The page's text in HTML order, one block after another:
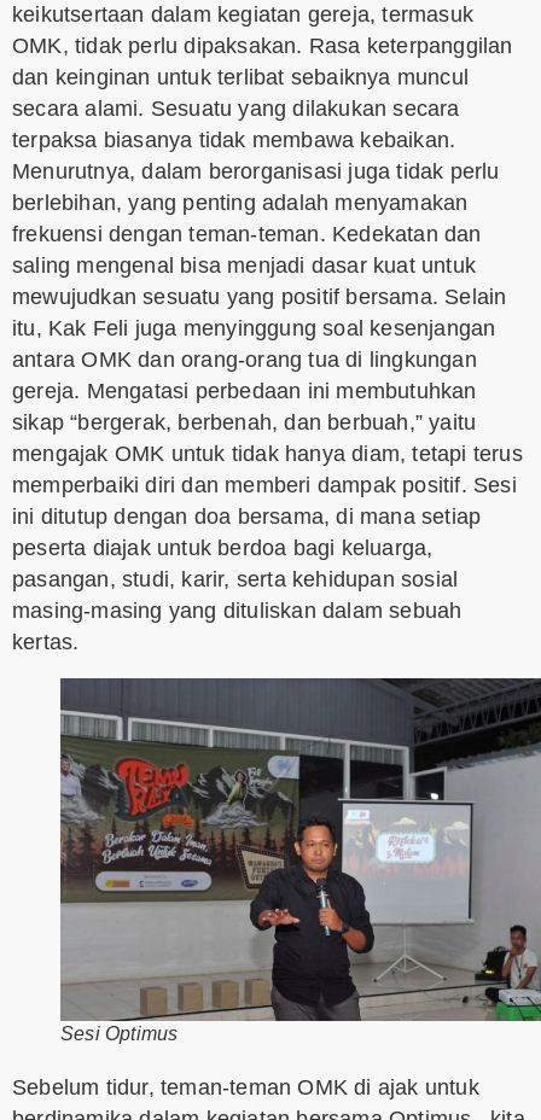
keikutsertaan dalam kegiatan gereja, termasuk
OMK, tidak perlu dipaksakan. Rasa keterpanggilan
dan keinginan untuk terlibat sebaiknya muncul
secara alami. Sesuatu yang dilakukan secara
terpaksa biasanya tidak membawa kebaikan.
Menurutnya, dalam berorganisasi juga tidak perlu
berlebihan, yang penting adalah menyamakan
frekuensi dengan teman-teman. Kedekatan dan
saling mengenal bisa menjadi dasar kuat untuk
mewujudkan sesuatu yang positif bersama. Selain
itu, Kak Feli juga menyinggung soal kesenjangan
antara OMK dan orang-orang tua di lingkungan
gereja. Mengatasi perbedaan ini membutuhkan
sikap “bergerak, berbenah, dan berbuah,” yaitu
mengajak OMK untuk tidak hanya diam, tetapi terus
memperbaiki diri dan memberi dampak positif. Sesi
ini ditutup dengan doa bersama, di mana setiap
peserta diajak untuk berdoa bagi keluarga,
pasangan, studi, karir, serta kehidupan sosial
masing-masing yang dituliskan dalam sebuah
kertas.
Sesi Optimus
Sebelum tidur, teman-teman OMK di ajak untuk